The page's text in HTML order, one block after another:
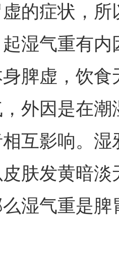
的症状，所
湿气重有内
脾虚，饮
外因是在潮
互影响。湿
肤发黄暗淡
湿气重是脾